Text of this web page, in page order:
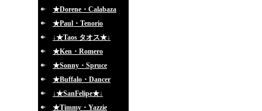
★Dorene・Calabaza
★Paul・Tenorio
↓★Taos タオス★↓
★Ken・Romero
★Sonny・Spruce
★Buffalo・Dancer
↓★SanFelipe★↓
★Timmy・Yazzie